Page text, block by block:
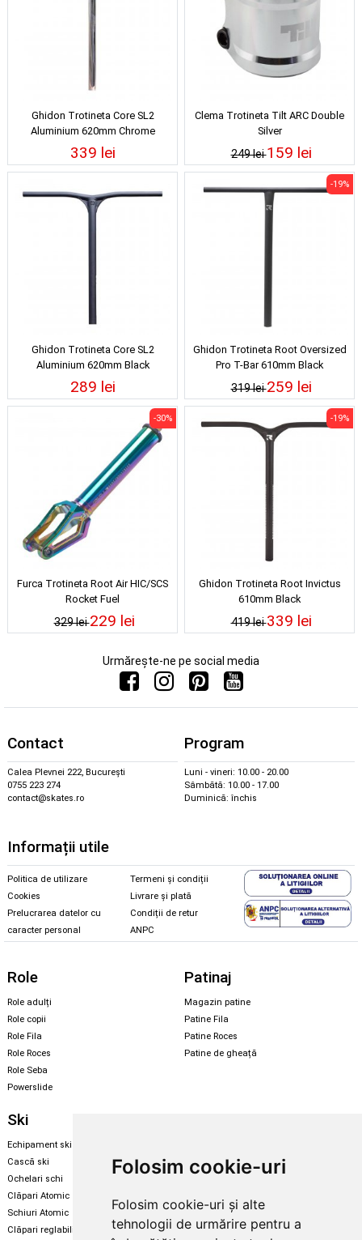
Folosim cookie-uri
Folosim cookie-uri și alte
tehnologii de urmărire pentru a
Ghidon Trotineta Core SL2
Aluminium 620mm Chrome
339 lei
Clema Trotineta Tilt ARC Double
Silver
249 lei159 lei
Ghidon Trotineta Core SL2
Aluminium 620mm Black
289 lei
Ghidon Trotineta Root Oversized
Pro T-Bar 610mm Black
319 lei
-19%
259 lei
Furca Trotineta Root Air HIC/SCS
Rocket Fuel
329 lei
-30%
229 lei
Ghidon Trotineta Root Invictus
610mm Black
419 lei
-19%
339 lei
Urmărește-ne pe social media
Contact
Calea Plevnei 222, București
0755 223 274
contact@skates.ro
Program
Luni - vineri: 10.00 - 20.00
Sâmbătă: 10.00 - 17.00
Duminică: închis
Informații utile
Politica de utilizare
Cookies
Prelucrarea datelor cu
caracter personal
Termeni și condiții
Livrare și plată
Condiții de retur
ANPC
Role
Role adulți
Role copii
Role Fila
Role Roces
Role Seba
Powerslide
Patinaj
Magazin patine
Patine Fila
Patine Roces
Patine de gheață
Ski
Echipament ski
Cască ski
Ochelari schi
Clăpari Atomic
Schiuri Atomic
Clăpari reglabili
Echipament snowboard
Skate & longboard
Santa Cruz